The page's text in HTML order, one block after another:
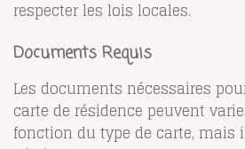
respecter les lois locales.
Documents Requis
Les documents nécessaires
carte de résidence peuvent
fonction du type de carte, mais